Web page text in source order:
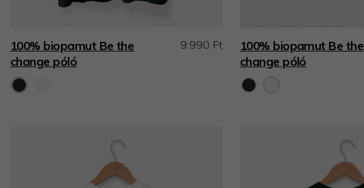
100% biopamut Be the
change póló
9.990 Ft
100% biopamut Be the
change póló